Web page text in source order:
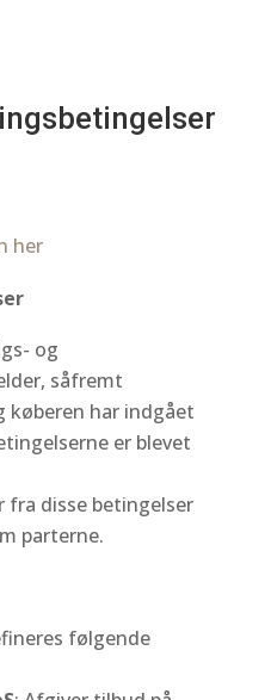
her
og
såfremt
køberen har indgået
er blevet
fra disse betingelser
parterne.
følgende